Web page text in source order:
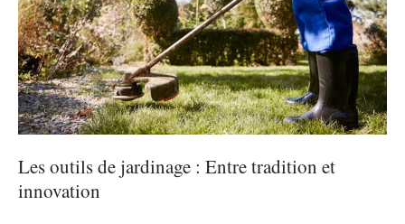
Les outils de jardinage : Entre tradition et
innovation